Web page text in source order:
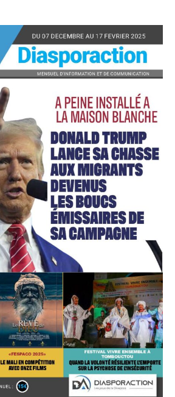
d'abonnement
/accès limité
CHOISIR LE FORFAIT